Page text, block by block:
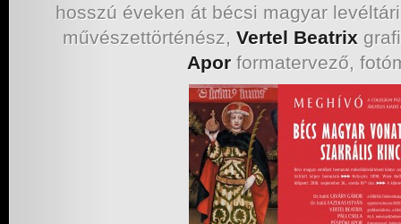
hosszú éveken át bécsi magyar
művészettörténész, Vertel Beatrix
Aporformatervező,